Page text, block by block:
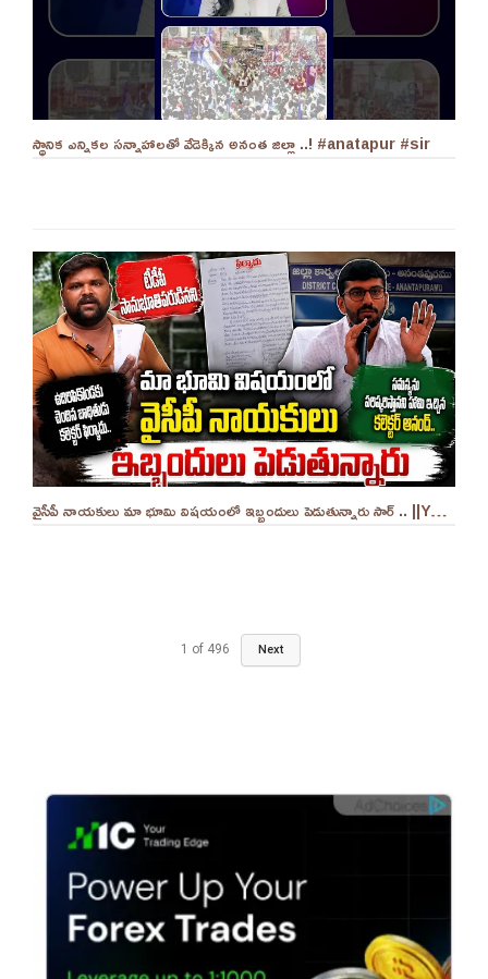
స్థానిక ఎన్నికల సన్నాహాలతో వేడెక్కిన అనంత జిల్లా ..! #anatapur #sir
వైసీపీ నాయకులు మా భూమి విషయంలో ఇబ్బందులు పెడుతున్నారు సార్ .. ||YES 9TV
1 of 496 Next